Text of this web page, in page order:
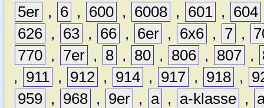
5er , 6 , 600 , 6008 , 601 , 604
626 , 63 , 66 , 6er , 6x6 , 7 ,
770 , 7er , 8 , 80 , 806 , 807 ,
,
911 , 912 , 914 , 917 , 918 ,
959 , 968 , 9er , a , a-klasse ,